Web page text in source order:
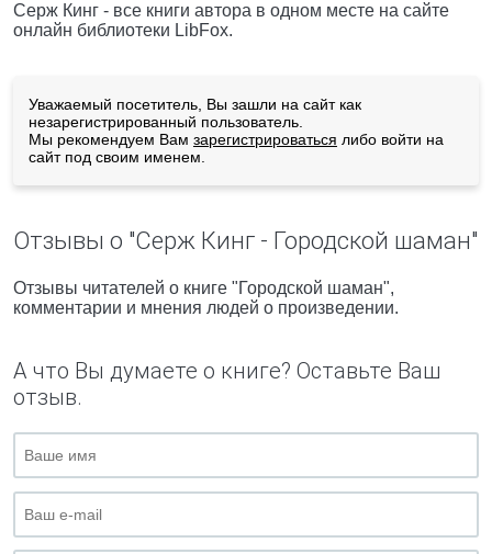
Серж Кинг - все книги автора в одном месте на сайте
онлайн библиотеки LibFox.
Уважаемый посетитель, Вы зашли на сайт как
незарегистрированный пользователь.
Мы рекомендуем Вам зарегистрироваться либо войти на
сайт под своим именем.
Отзывы о "Серж Кинг - Городской шаман"
Отзывы читателей о книге "Городской шаман",
комментарии и мнения людей о произведении.
А что Вы думаете о книге? Оставьте Ваш
отзыв.